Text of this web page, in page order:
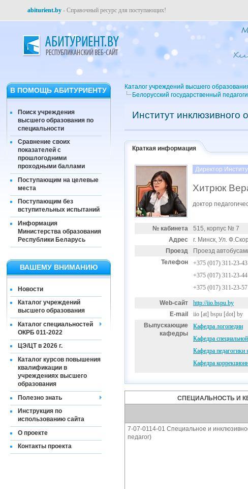
abiturient.by - Справочный ресурс для поступающих!
В ПОМОЩЬ АБИТУРИЕНТУ
Поиск учреждения
высшего образования по
специальности
Сравнение своих
показателей с
прошлогодними
проходными баллами
Поступающим на целевые
места
Поступающим без
вступительных испытаний
Информация
Министерства образования
Республики Беларусь
ВАШЕМУ ВНИМАНИЮ
Новости
Каталог учреждений
высшего образования
Каталог специальностей
ОКРБ 011-2022
ЦЭ/ЦТ в 2026 г.
Каталог курсов повышения
квалификации в
учреждениях высшего
образования
Полезно знать
Инструкция по
использованию сайта
О проекте
Контакты проекта
Каталог учреждений высшего
Белорусский государственный
Институт инклюзивного
Краткая информация
Директор
Хитрюк
доктор
№ кабинета
515, корпус № 7
Адрес
г. Минск, Ул.
Проезд
Проезд
Телефон
+375 (017) 311-23-
+375 (017) 311-23-
+375 (017) 311-23-57
Web-сайт
http://iio.bspu.by
E-mail
iio [at] bspu [dot] by
Выпускающие
кафедры
Кафедра логопедии
Кафедра
Кафедра педагогики
Кафедра
СПЕЦИАЛЬНОСТЬ И
7-07-0114-01 Специальное и
педагог)